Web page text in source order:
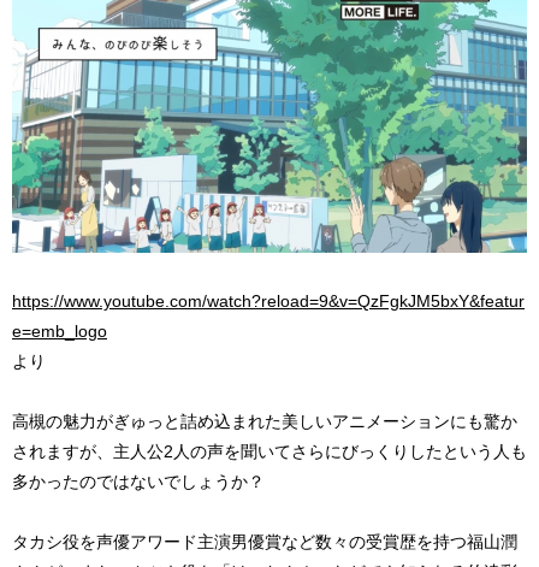
https://www.youtube.com/watch?reload=9&v=QzFgkJM5bxY&featur
e=emb_logo
より
高槻の魅力がぎゅっと詰め込まれた美しいアニメーションにも驚か
されますが、主人公2人の声を聞いてさらにびっくりしたという人も
多かったのではないでしょうか？
タカシ役を声優アワード主演男優賞など数々の受賞歴を持つ福山潤